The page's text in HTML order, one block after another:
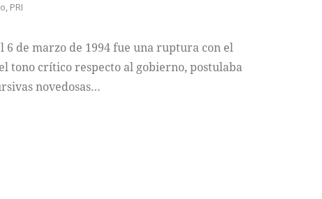
, PRI
6 de marzo de 1994 fue una ruptura con el
tono crítico respecto al gobierno, postulaba
novedosas…